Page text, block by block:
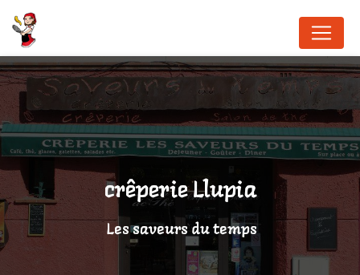
crêperie Llupia
Les saveurs du temps
Panneau de gestion des cookies